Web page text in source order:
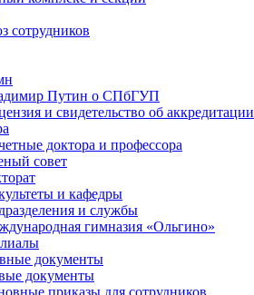
сотрудников
Путин о СПбГУП
и свидетельство об аккредитации
доктора и профессора
совет
и кафедры
и службы
гимназия «Ольгино»
документы
документы
приказы для сотрудников